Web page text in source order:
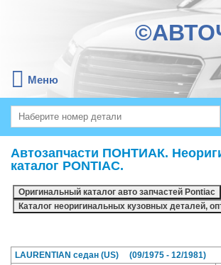
Меню
Автозапчасти ПОНТИАК.
каталог PONTIAC.
LAURENTIAN седан (US) (09/1975 - 12/1981)